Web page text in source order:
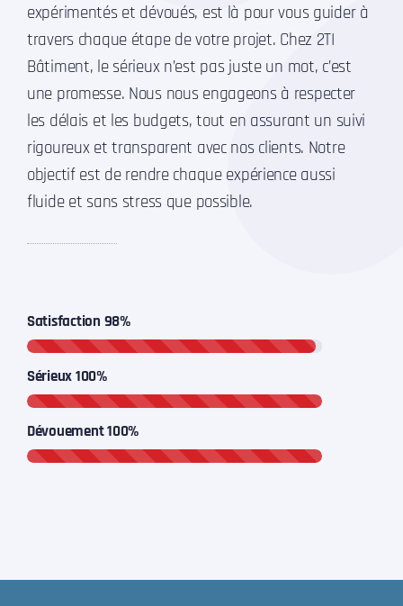
expérimentés et dévoués, est là pour vous guider à
travers chaque étape de votre projet. Chez 2TI
Bâtiment, le sérieux n’est pas juste un mot, c’est
une promesse. Nous nous engageons à respecter
les délais et les budgets, tout en assurant un suivi
rigoureux et transparent avec nos clients. Notre
objectif est de rendre chaque expérience aussi
fluide et sans stress que possible.
Satisfaction 98%
Sérieux100%
Dévouement100%